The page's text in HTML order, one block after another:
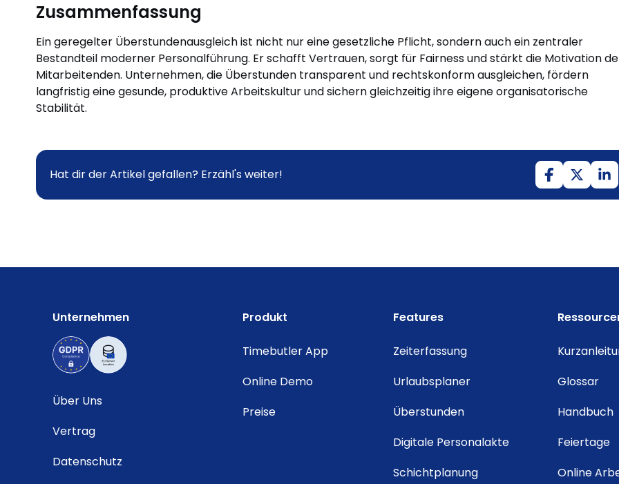
Zusammenfassung
Ein geregelter Überstundenausgleich ist nicht nur eine gesetzliche Pflicht, sondern auch ein zentraler
Bestandteil moderner Personalführung. Er schafft Vertrauen, sorgt für Fairness und stärkt die Motivation
Mitarbeitenden. Unternehmen, die Überstunden transparent und rechtskonform ausgleichen, fördern
langfristig eine gesunde, produktive Arbeitskultur und sichern gleichzeitig ihre eigene organisatorische
Stabilität.
Hat dir der Artikel gefallen? Erzähl's weiter!
Unternehmen
Über Uns
Vertrag
Datenschutz
Produkt
Timebutler App
Online Demo
Preise
Features
Zeiterfassung
Urlaubsplaner
Überstunden
Digitale Personalakte
Schichtplanung
Glossar
Handbuch
Feiertage
Online